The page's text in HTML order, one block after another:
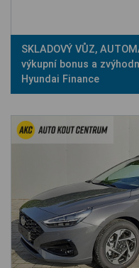
SKLADOVÝ VŮZ,
výkupní bonus a
Hyundai Finance